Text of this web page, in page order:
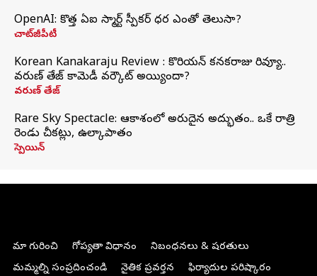
OpenAI: కొత్త ఏఐ స్మార్ట్ స్పీకర్ ధర ఎంతో తెలుసా?
చాట్‌జీపీటీ
Korean Kanakaraju Review : కొరియన్ కనకరాజు రివ్యూ..
వరుణ్ తేజ్ కామెడీ వర్కౌట్ అయ్యిందా?
వరుణ్ తేజ్
Rare Sky Spectacle: ఆకాశంలో అరుదైన అద్భుతం.. ఒకే రాత్రి
రెండు చీకట్లు, ఉల్కాపాతం
స్పెయిన్
మా గురించి గోప్యతా విధానం
నిబంధనలు & షరతులు
మమ్మల్ని సంప్రదించండి
నైతిక ప్రవర్తన ఫిర్యాదుల పరిష్కారం